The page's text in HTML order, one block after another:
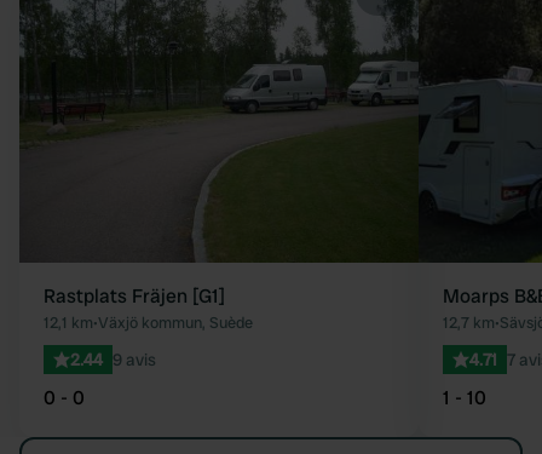
Préféré
Rastplats Fräjen [G1]
12,1 km•Växjö kommun, Suède
2.44 9 avis
0 - 0
Moarps
12,7 km•
4.71 7
1 - 10